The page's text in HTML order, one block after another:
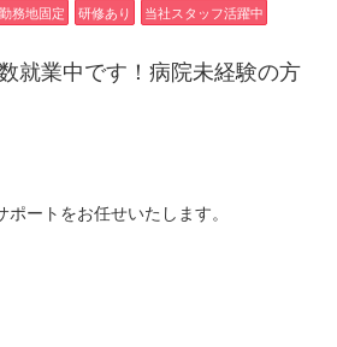
勤務地固定 研修あり 当社スタッフ活躍中
就業中です！病院未経験の方
ートをお任せいたします。